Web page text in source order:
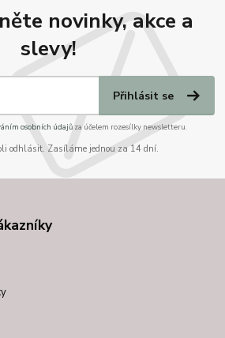
novinky, akce a
slevy!
Přihlásit se
osobních údajůza účelem rozesílky newsletteru.
odhlásit. Zasíláme jednou za 14 dní.